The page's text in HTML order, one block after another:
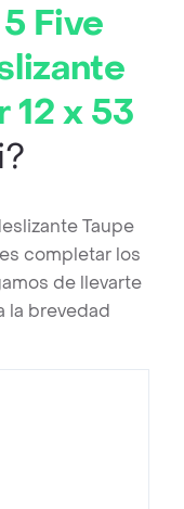
5 Five
12 x 53
Taupe
completar los
de llevarte
la brevedad